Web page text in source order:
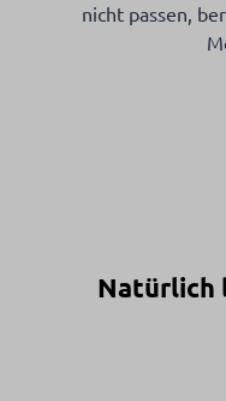
nicht passen,
Natürlich